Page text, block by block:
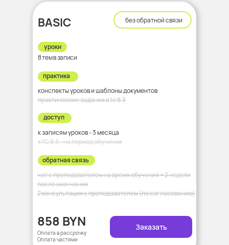
BASIC без обратной связи
уроки
8 тем в записи
практика
конспекты уроков и шаблоны документов
практические задания в 1с 8.3
доступ
к записям уроков - 3 месяца
к 1С 8.3 - на период обучения
обратная связь
чат с преподавателем на время обучения + 2 недели
после окончания
2 консультации с преподавателем (по согласованию)
858 BYN
Оплата в рассрочку
Оплата частями
Заказать